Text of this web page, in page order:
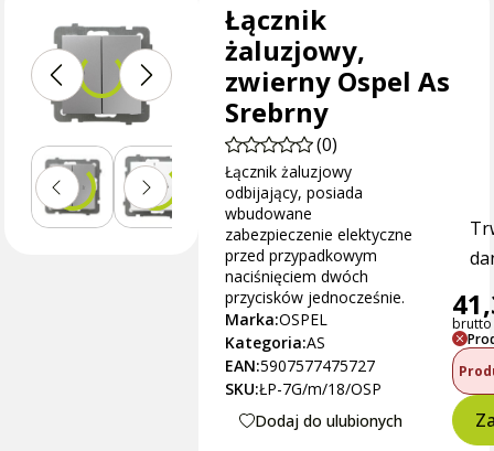
Łącznik
żaluzjowy,
zwierny Ospel As
Srebrny
(0)
Łącznik żaluzjowy
odbijający, posiada
wbudowane
zabezpieczenie elektyczne
przed przypadkowym
naciśnięciem dwóch
przycisków jednocześnie.
Marka:OSPEL
Kategoria:AS
EAN:5907577475727
SKU:ŁP-7G/m/18/OSP
Dodaj do ulubionych
brutto